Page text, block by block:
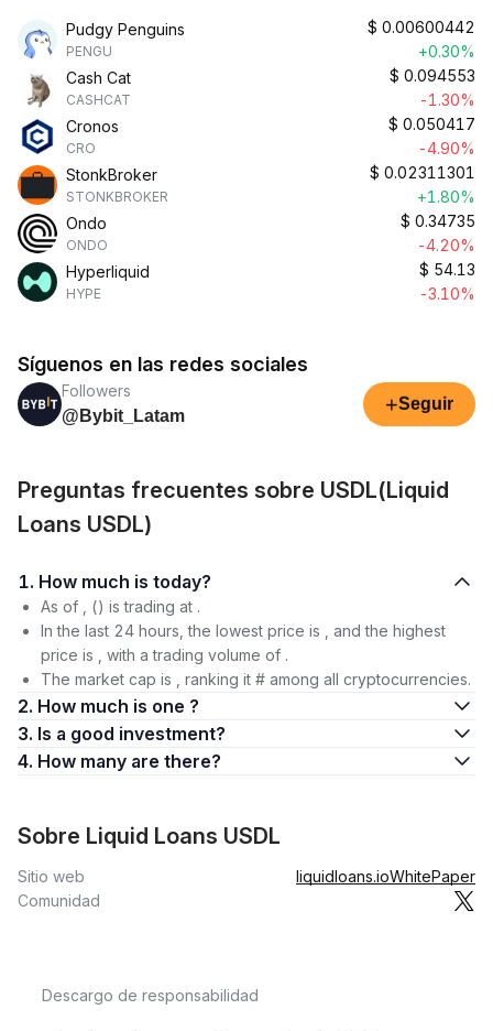
Pudgy Penguins
PENGU
$ 0.00600442
+0.30%
Cash Cat
CASHCAT
$ 0.094553
-1.30%
Cronos
CRO
$ 0.050417
-4.90%
StonkBroker
STONKBROKER
$ 0.02311301
+1.80%
Ondo
ONDO
$ 0.34735
-4.20%
Hyperliquid
HYPE
$ 54.13
-3.10%
Síguenos en las redes sociales
Followers
@Bybit_Latam
+Seguir
Preguntas frecuentes sobre USDL(Liquid
Loans USDL)
1. How much is today?
As of , () is trading at .
In the last 24 hours, the lowest price is , and the highest
price is , with a trading volume of .
The market cap is , ranking it # among all cryptocurrencies.
2. How much is one ?
3. Is a good investment?
4. How many are there?
Sobre Liquid Loans USDL
Sitio web liquidloans.ioWhitePaper
Comunidad
Descargo de responsabilidad